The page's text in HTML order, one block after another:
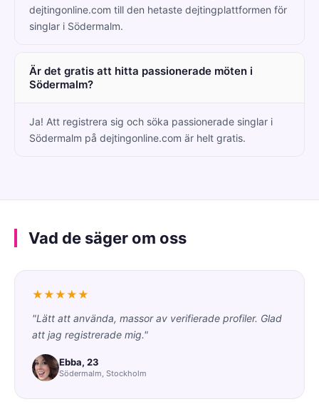
dejtingonline.com till den hetaste dejtingplattformen för
singlar i Södermalm.
Är det gratis att hitta passionerade möten i
Södermalm?
Ja! Att registrera sig och söka passionerade singlar i
Södermalm på dejtingonline.com är helt gratis.
Vad de säger om oss
★★★★★
"Lätt att använda, massor av verifierade profiler. Glad
att jag registrerade mig."
Ebba, 23
Södermalm, Stockholm